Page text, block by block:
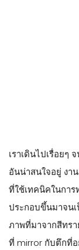
เราเดินไปเรื่อย
อันน่าสนใจอยู่ งา
ที่ใช้เทคนิคในการ
ประกอบขึ้นมาจน
ภาพที่มาจากสีทร
ที่ mirror กับตึกที่